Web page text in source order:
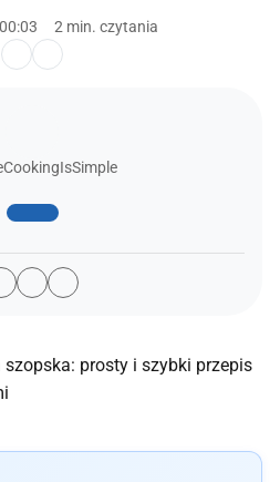
2 min. czytania